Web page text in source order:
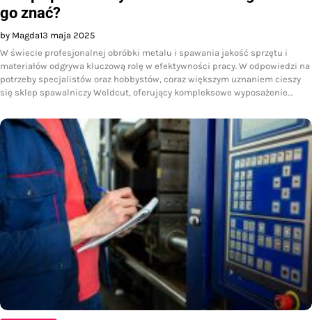
go znać?
by Magda13 maja 2025
W świecie profesjonalnej obróbki metalu i spawania jakość sprzętu i
materiałów odgrywa kluczową rolę w efektywności pracy. W odpowiedzi na
potrzeby specjalistów oraz hobbystów, coraz większym uznaniem cieszy
się sklep spawalniczy Weldcut, oferujący kompleksowe wyposażenie…